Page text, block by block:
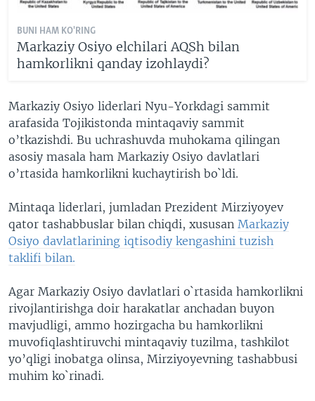
BUNI HAM KO'RING
Markaziy Osiyo elchilari AQSh bilan
hamkorlikni qanday izohlaydi?
Markaziy Osiyo liderlari Nyu-Yorkdagi sammit
arafasida Tojikistonda mintaqaviy sammit
o’tkazishdi. Bu uchrashuvda muhokama qilingan
asosiy masala ham Markaziy Osiyo davlatlari
o’rtasida hamkorlikni kuchaytirish bo`ldi.
Mintaqa liderlari, jumladan Prezident Mirziyoyev
qator tashabbuslar bilan chiqdi, xususan Markaziy
Osiyo davlatlarining iqtisodiy kengashini tuzish
taklifi bilan.
Agar Markaziy Osiyo davlatlari o`rtasida hamkorlikni
rivojlantirishga doir harakatlar anchadan buyon
mavjudligi, ammo hozirgacha bu hamkorlikni
muvofiqlashtiruvchi mintaqaviy tuzilma, tashkilot
yo’qligi inobatga olinsa, Mirziyoyevning tashabbusi
muhim ko`rinadi.